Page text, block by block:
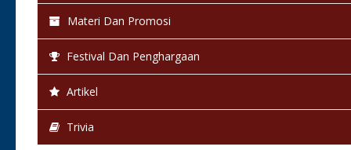
Materi Dan Promosi
Festival Dan Penghargaan
Artikel
Trivia